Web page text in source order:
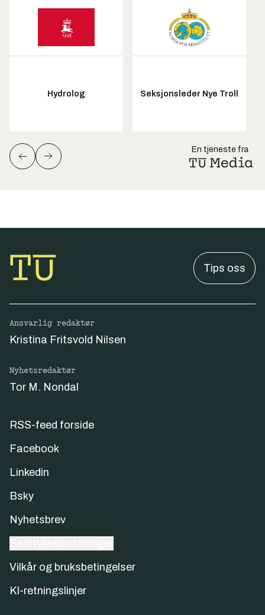
Hydrolog Seksjonsleder Nye Troll
En tjeneste fra
Tips oss
Ansvarlig redaktør
Kristina Fritsvold Nilsen
Nyhetsredaktør
Tor M. Nondal
RSS-feed forside
Facebook
Linkedin
Bsky
Nyhetsbrev
Vilkår og bruksbetingelser
KI-retningslinjer